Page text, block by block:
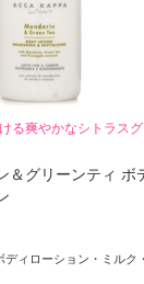
る爽やかなシトラスグ
＆グリーンティ ボ
ディローション・ミルク